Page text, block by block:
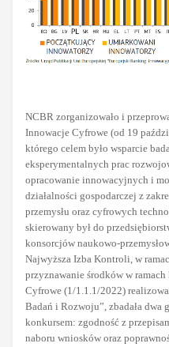
NCBR zorganizowało i
Innowacje Cyfrowe (od 19
którego celem było wsparcie
eksperymentalnych prac
opracowanie innowacyjnych i
działalności gospodarczej z
przemysłu oraz cyfrowych
skierowany był do
konsorcjów naukowo-
Najwyższa Izba Kontroli, w
przyznawanie środków w
Cyfrowe (1/1.1.1/2022)
Badań i Rozwoju”, zbadała dwa
konkursem: zgodność z
naboru wniosków oraz